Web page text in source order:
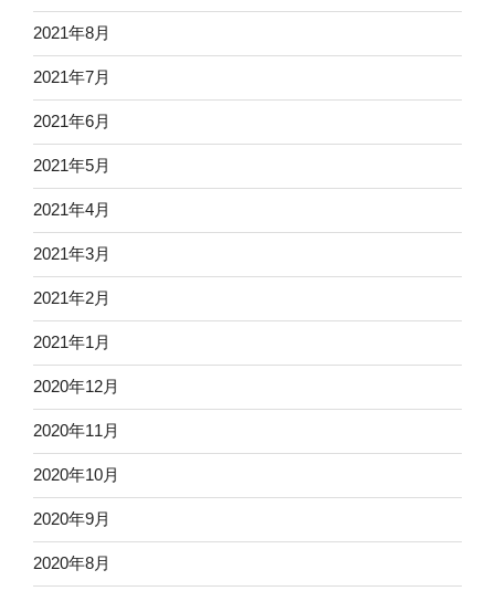
2021年8月
2021年7月
2021年6月
2021年5月
2021年4月
2021年3月
2021年2月
2021年1月
2020年12月
2020年11月
2020年10月
2020年9月
2020年8月